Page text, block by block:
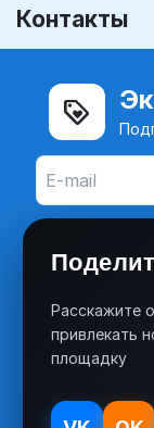
Контакты
Расскажите о
привлекать
площадку